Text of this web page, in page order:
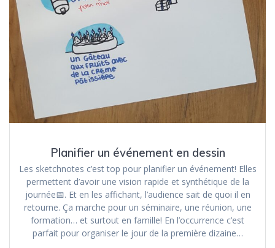
Planifier un événement en dessin
Les sketchnotes c’est top pour planifier un événement! Elles
permettent d’avoir une vision rapide et synthétique de la
journée📅. Et en les affichant, l’audience sait de quoi il en
retourne. Ça marche pour un séminaire, une réunion, une
formation… et surtout en famille! En l’occurrence c’est
parfait pour organiser le jour de la première dizaine…